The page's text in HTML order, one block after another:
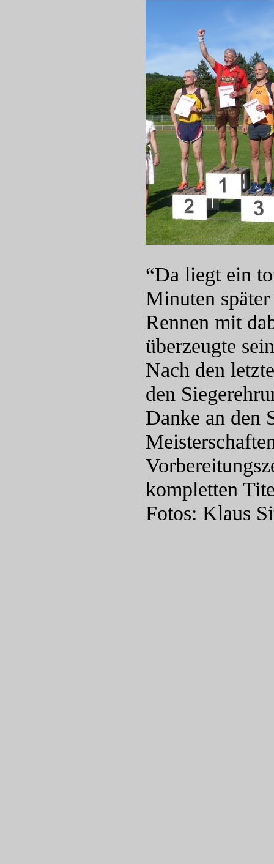
“Da liegt ein
Minuten
Rennen mit
überzeugte
Nach den
den
Danke an den
kompletten
Fotos: Klaus